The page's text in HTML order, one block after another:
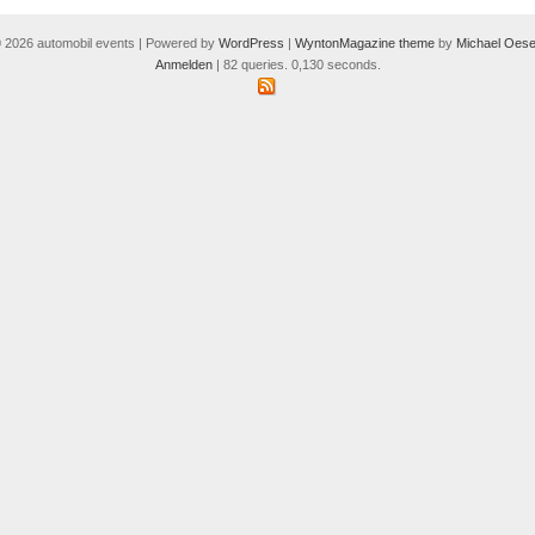
2026 automobil events | Powered by WordPress | WyntonMagazine theme by Michael
Anmelden| 82 queries. 0,130 seconds.